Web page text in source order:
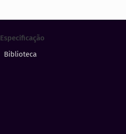
Especificação
Biblioteca